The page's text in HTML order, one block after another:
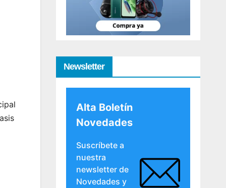
Newsletter
Alta Boletín
Novedades
Suscríbete a
nuestra
newsletter de
Novedades y